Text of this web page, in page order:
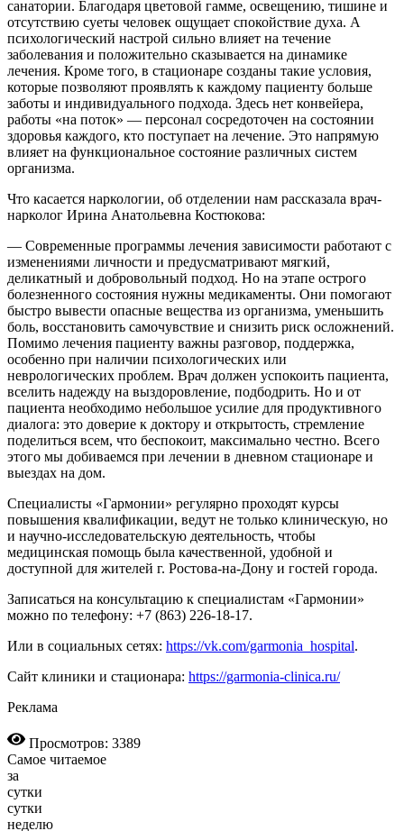
санатории. Благодаря цветовой гамме, освещению, тишине и
отсутствию суеты человек ощущает спокойствие духа. А
психологический настрой сильно влияет на течение
заболевания и положительно сказывается на динамике
лечения. Кроме того, в стационаре созданы такие условия,
которые позволяют проявлять к каждому пациенту больше
заботы и индивидуального подхода. Здесь нет конвейера,
работы «на поток» — персонал сосредоточен на состоянии
здоровья каждого, кто поступает на лечение. Это напрямую
влияет на функциональное состояние различных систем
организма.
Что касается наркологии, об отделении нам рассказала врач-
нарколог Ирина Анатольевна Костюкова:
— Современные программы лечения зависимости работают с
изменениями личности и предусматривают мягкий,
деликатный и добровольный подход. Но на этапе острого
болезненного состояния нужны медикаменты. Они помогают
быстро вывести опасные вещества из организма, уменьшить
боль, восстановить самочувствие и снизить риск осложнений.
Помимо лечения пациенту важны разговор, поддержка,
особенно при наличии психологических или
неврологических проблем. Врач должен успокоить пациента,
вселить надежду на выздоровление, подбодрить. Но и от
пациента необходимо небольшое усилие для продуктивного
диалога: это доверие к доктору и открытость, стремление
поделиться всем, что беспокоит, максимально честно. Всего
этого мы добиваемся при лечении в дневном стационаре и
выездах на дом.
Специалисты «Гармонии» регулярно проходят курсы
повышения квалификации, ведут не только клиническую, но
и научно-исследовательскую деятельность, чтобы
медицинская помощь была качественной, удобной и
доступной для жителей г. Ростова-на-Дону и гостей города.
Записаться на консультацию к специалистам «Гармонии»
можно по телефону: +7 (863) 226-18-17.
Или в социальных сетях: https://vk.com/garmonia_hospital.
Сайт клиники и стационара: https://garmonia-clinica.ru/
Реклама
Просмотров: 3389
Самое читаемое
за
сутки
сутки
неделю